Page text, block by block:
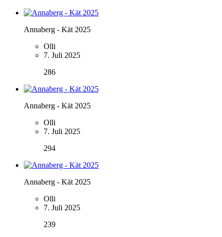
Annaberg - Kät 2025
Olli
7. Juli 2025
286
Annaberg - Kät 2025
Olli
7. Juli 2025
294
Annaberg - Kät 2025
Olli
7. Juli 2025
239